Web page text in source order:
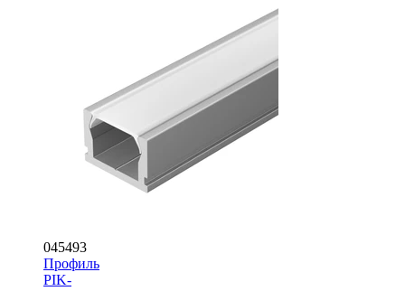
045493
Профиль
PIK-